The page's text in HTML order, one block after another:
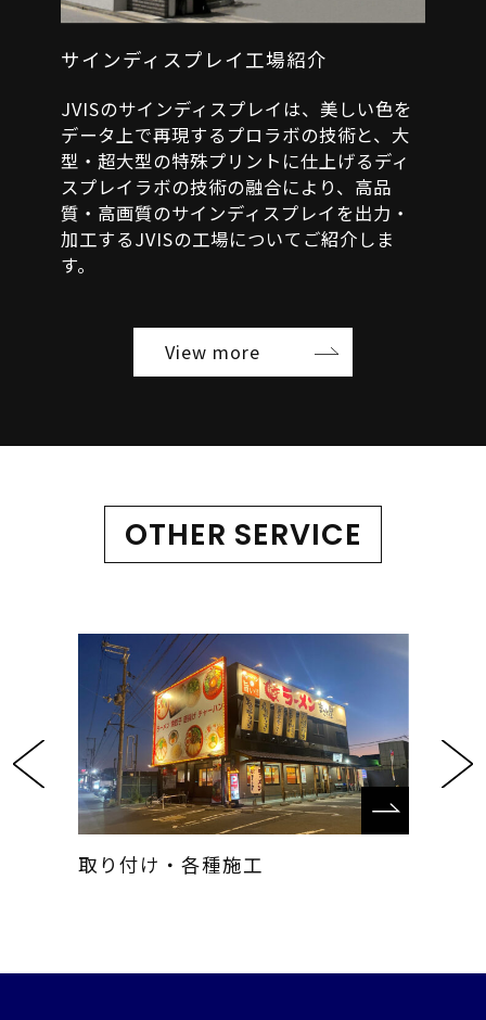
サインディスプレイ工場紹介
JVISのサインディスプレイは、美しい色を
データ上で再現するプロラボの技術と、大
型・超大型の特殊プリントに仕上げるディ
スプレイラボの技術の融合により、高品
質・高画質のサインディスプレイを出力・
加工するJVISの工場についてご紹介しま
す。
View more
OTHER SERVICE
P
vio
取り付け・各種施工
Ne
xt